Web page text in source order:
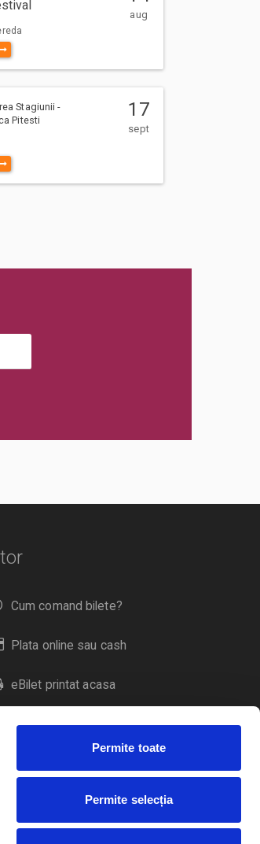
Permite toate
Permite selecția
aug
Stagiunii -
Pitesti
17
sept
Cum comand bilete?
Plata online sau cash
eBilet printat acasa
Livrare prin curier
Duplicare bilete